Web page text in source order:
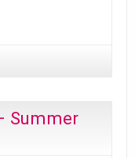
Summer